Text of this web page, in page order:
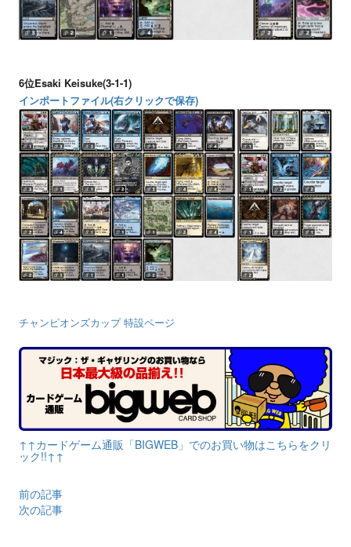
6位Esaki Keisuke(3-1-1)
インポートファイル(右クリックで保存)
チャンピオンズカップ 特設ページ
↑↑カードゲーム通販「BIGWEB」でのお買い物はこちらをクリ
ック!!↑↑
前の記事
次の記事